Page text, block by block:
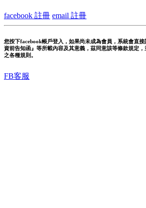
facebook 註冊 email 註冊
您按下facebook帳戶登入，如果尚未成為會員，系統會直
資前告知函』等所載內容及其意義，茲同意該等條款規定
之各種規則。
FB客服